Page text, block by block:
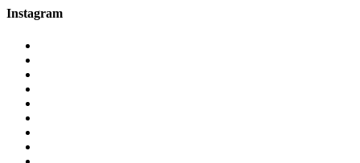
Instagram